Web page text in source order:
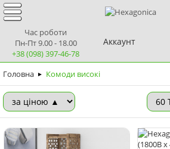
Час роботи
Пн-Пт 9.00 - 18.00
+38 (098) 397-46-78
Аккаунт
Головна ► Комоди високі